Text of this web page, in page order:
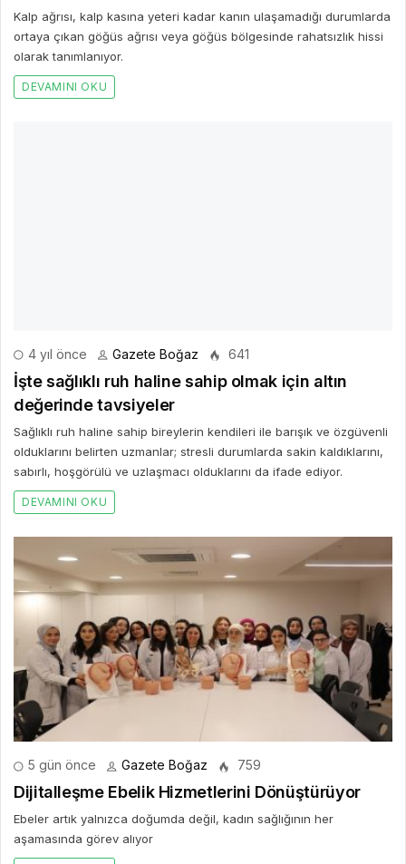
Kalp ağrısı, kalp kasına yeteri kadar kanın ulaşamadığı durumlarda
ortaya çıkan göğüs ağrısı veya göğüs bölgesinde rahatsızlık hissi
olarak tanımlanıyor.
DEVAMINI OKU
4 yıl önce Gazete Boğaz 641
İşte sağlıklı ruh haline sahip olmak için altın
değerinde tavsiyeler
Sağlıklı ruh haline sahip bireylerin kendileri ile barışık ve özgüvenli
olduklarını belirten uzmanlar; stresli durumlarda sakin kaldıklarını,
sabırlı, hoşgörülü ve uzlaşmacı olduklarını da ifade ediyor.
DEVAMINI OKU
5 gün önce Gazete Boğaz 759
Dijitalleşme Ebelik Hizmetlerini Dönüştürüyor
Ebeler artık yalnızca doğumda değil, kadın sağlığının her
aşamasında görev alıyor